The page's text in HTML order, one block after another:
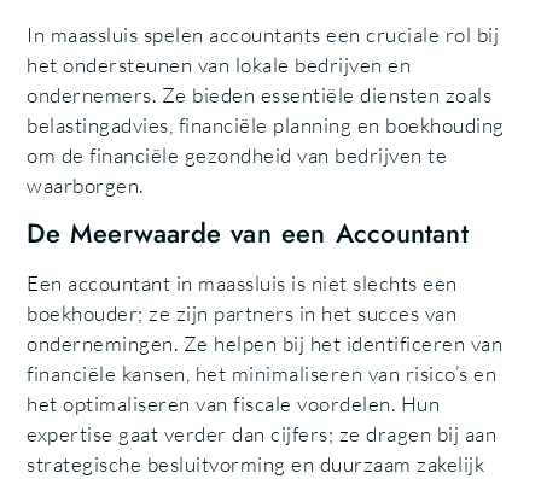
In maassluis spelen accountants een cruciale rol bij
het ondersteunen van lokale bedrijven en
ondernemers. Ze bieden essentiële diensten zoals
belastingadvies, financiële planning en boekhouding
om de financiële gezondheid van bedrijven te
waarborgen.
De Meerwaarde van een Accountant
Een accountant in maassluis is niet slechts een
boekhouder; ze zijn partners in het succes van
ondernemingen. Ze helpen bij het identificeren van
financiële kansen, het minimaliseren van risico’s en
het optimaliseren van fiscale voordelen. Hun
expertise gaat verder dan cijfers; ze dragen bij aan
strategische besluitvorming en duurzaam zakelijk